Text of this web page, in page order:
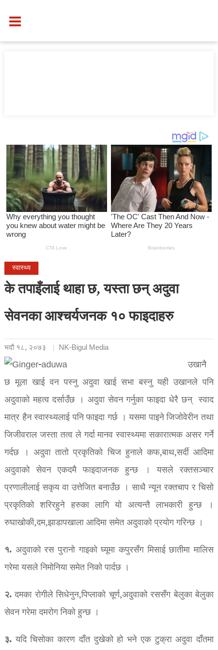
स्वास्थ्य
के तपाइँलाई थाहा छ, यस्ता छन् अदुवा
सेवनका आश्चर्यजनक १० फाइदाहरु
भदौ १८, २०७३ NK-Bigul Media
उखानै
छ मूला खाई वन पस्नु अदुवा खाई सभा बस्नु यही उखानले पनि
अदुवाको महत्व दर्साउँछ । अदुवा सेवन गर्नुका फाइदा धेरै छन् स्वाद
मात्र हैन स्वास्थ्यलाई पनि फाइदा गर्छ । यसमा पाइने जिजोवेरीन तथा
जिजीवराल जस्ता तत्व ले गर्दा मानव स्वास्थ्यमा सकारात्मक असर गर्ने
गर्दछ । अदुवा तातो प्रकृतिको चिज हुनाले कफ,बाथ,सर्दी आदिमा
अदुवाको सेवन एकदमै फाइदाजनक हुन्छ । यसले रक्तसञ्चार
प्रणालीलाई सकृय वा उत्तेजित बनाउँछ । साथै न्यून रक्तचाप र चिसो
प्रकृतिको शरिरहुने हरुका लागि यो अत्यन्तै लाभकारी हुन्छ ।
रुघाखोकी,दम,झाडापखाला आदिमा समेत अदुवाको प्रयोग गरिन्छ ।
१.अदुवाको रस पुरानो गाइको घ्यूमा कपुरसँग मिसाई छातीमा मालिस
गरेमा यसले निमोनिया समेत निको पार्दछ ।
२.दमका रोगीले सिधेनुन,पिप्लाको चूर्ण,अदुवाको रससँग बेलुका बेलुका
सेवन गरेमा दमरोग निको हुन्छ ।
३.यदि चिसोका कारण दाँत दुखेको हो भने एक टुक्रा अदुवा दाँतमा